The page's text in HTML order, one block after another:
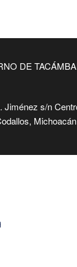
DE
Jiménez s/n